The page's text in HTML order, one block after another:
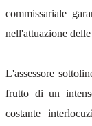
commissariale
nell'attuazione
L'assessore
frutto di un
costante